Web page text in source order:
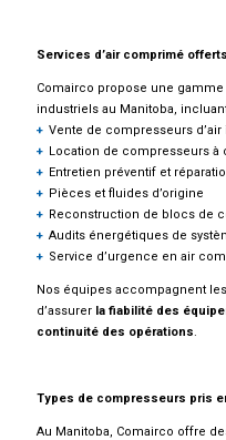
Services d’air comprimé
Comairco propose une
industriels au Manitoba,
Vente de compresseurs
Location de compresseurs à
Entretien préventif et
Pièces et fluides d’origine
Reconstruction de blocs de
Audits énergétiques de
Service d’urgence en air
Nos équipes accompagnent
d’assurer la fiabilité des
continuité des opérations.
Types de compresseurs pris
Au Manitoba, Comairco offre